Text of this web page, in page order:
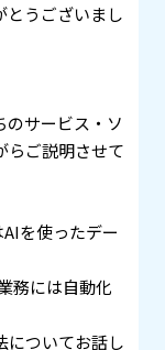
とうございまし
のサービス・ソ
らご説明させて
を使ったデー
務には自動化
についてお話し